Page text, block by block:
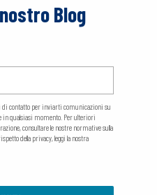
Blog
di contatto per inviarti comunicazioni su
in qualsiasi momento. Per ulteriori
consultare le nostre normative sulla
della privacy, leggi la nostra